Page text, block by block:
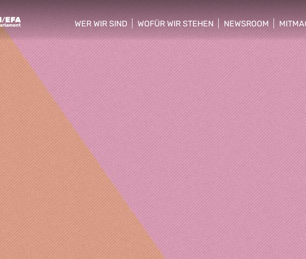
WER WIR SIND
show/hide sub menu
WOFÜR WIR STEHEN
show/hide sub menu
NEWSROOM
show/hide sub menu
show/